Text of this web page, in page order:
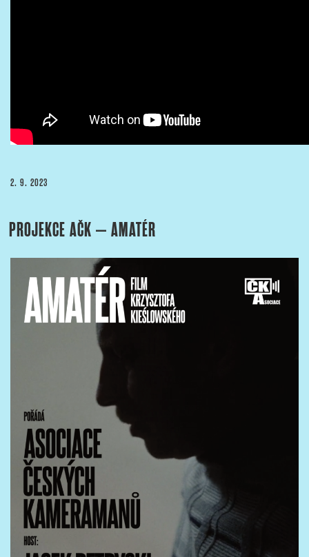
PUBLIKOVÁNO
2. 9. 2023
PROJEKCE AČK – AMATÉR